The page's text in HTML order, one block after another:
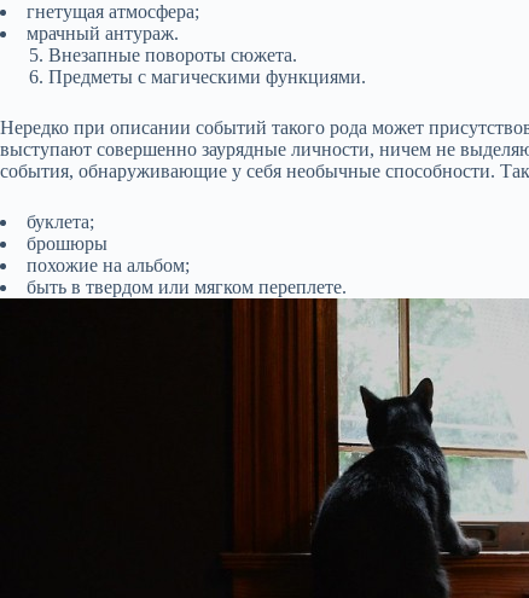
гнетущая атмосфера;
мрачный антураж.
Внезапные повороты сюжета.
Предметы с магическими функциями.
Нередко при описании событий такого рода может
выступают совершенно заурядные личности, ничем не
события, обнаруживающие у себя необычные способности.
буклета;
брошюры
похожие на альбом;
быть в твердом или мягком переплете.